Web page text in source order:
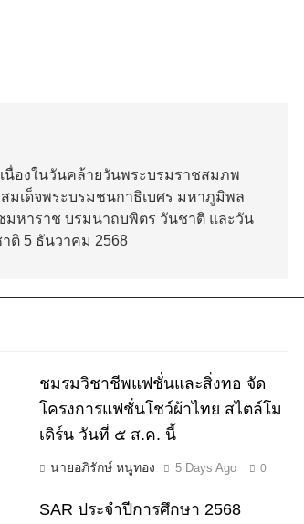
วิทยาลัยอาชีวศึกษานครสวรรค์ ร่วมจัดบูธนิท
ม TO BE NUMBER ONE ในงานมหกรรมรวม
นื่องในวันคล้ายวันพระบรมราชสมภพ
มเด็จพระบรมชนกาธิเบศร มหาภูมิพล
มหาราช บรมนาถบพิตร วันชาติ และวัน
ติ 5 ธันวาคม 2568
ชมรมวิชาชีพแฟชั่นและสิ่งทอ จัด
โครงการแฟชั่นโชว์ผ้าไทย สไตล์โม
เดิร์น วันที่ ๕ ส.ค. นี้
นายอภิรักษ์ หนูทอง 5 Days Ago 0
SAR ประจำปีการศึกษา 2568